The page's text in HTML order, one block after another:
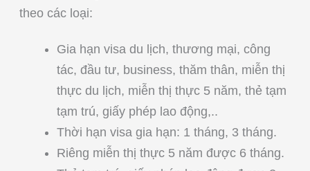
theo các loại:
Gia hạn visa du lịch, thương mại, công
tác, đầu tư, business, thăm thân, miễn thị
thực du lịch, miễn thị thực 5 năm, thẻ tạm
tạm trú, giấy phép lao động,..
Thời hạn visa gia hạn: 1 tháng, 3 tháng.
Riêng miễn thị thực 5 năm được 6 tháng.